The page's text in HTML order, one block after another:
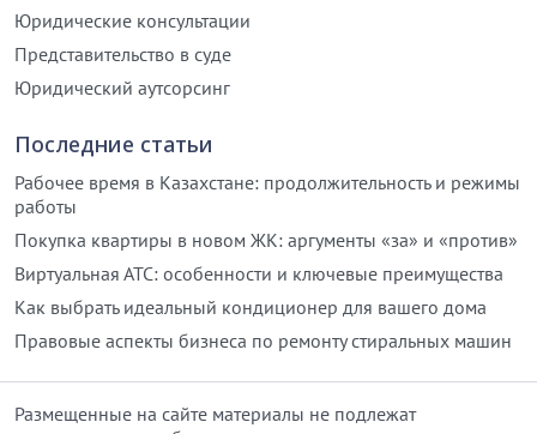
Юридические консультации
Представительство в суде
Юридический аутсорсинг
Последние статьи
Рабочее время в Казахстане: продолжительность и режимы
работы
Покупка квартиры в новом ЖК: аргументы «за» и «против»
Виртуальная АТС: особенности и ключевые преимущества
Как выбрать идеальный кондиционер для вашего дома
Правовые аспекты бизнеса по ремонту стиральных машин
Размещенные на сайте материалы не подлежат